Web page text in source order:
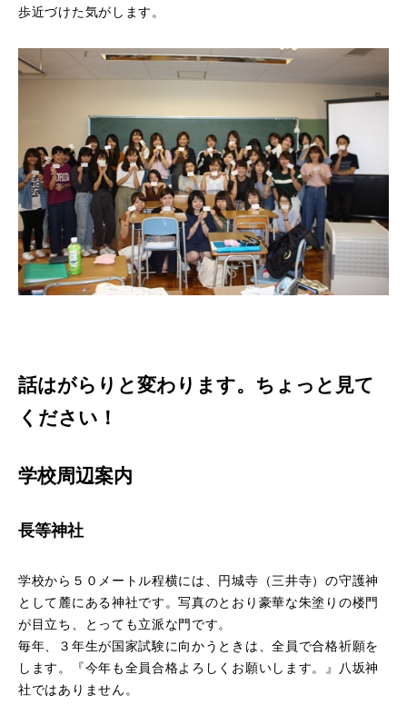
学校評価
学生生活
キャンパスライフ
在学生の声
卒業生の声
施設紹介
学費
個別見学
お知らせ
歩近づけた気がします。
話はがらりと変わります。ちょっと見て
ください！
学校周辺案内
長等神社
学校から５０メートル程横には、円城寺（三井寺）の守護神
として麓にある神社です。写真のとおり豪華な朱塗りの楼門
が目立ち、とっても立派な門です。
毎年、３年生が国家試験に向かうときは、全員で合格祈願を
します。『今年も全員合格よろしくお願いします。』八坂神
社ではありません。